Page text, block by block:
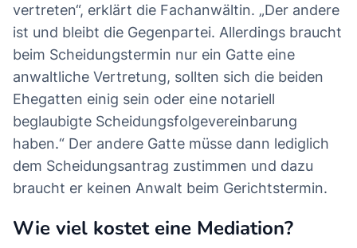
vertreten“, erklärt die Fachanwältin. „Der andere
ist und bleibt die Gegenpartei. Allerdings braucht
beim Scheidungstermin nur ein Gatte eine
anwaltliche Vertretung, sollten sich die beiden
Ehegatten einig sein oder eine notariell
beglaubigte Scheidungsfolgevereinbarung
haben.“ Der andere Gatte müsse dann lediglich
dem Scheidungsantrag zustimmen und dazu
braucht er keinen Anwalt beim Gerichtstermin.
Wie viel kostet eine Mediation?